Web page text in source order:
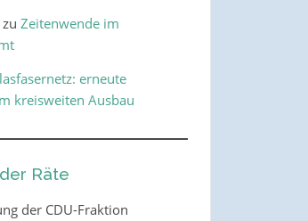
zu Zeitenwende im
erneute
kreisweiten Ausbau
Räte
der CDU-Fraktion